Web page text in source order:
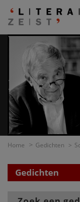
Home Gedichten
Gedichten